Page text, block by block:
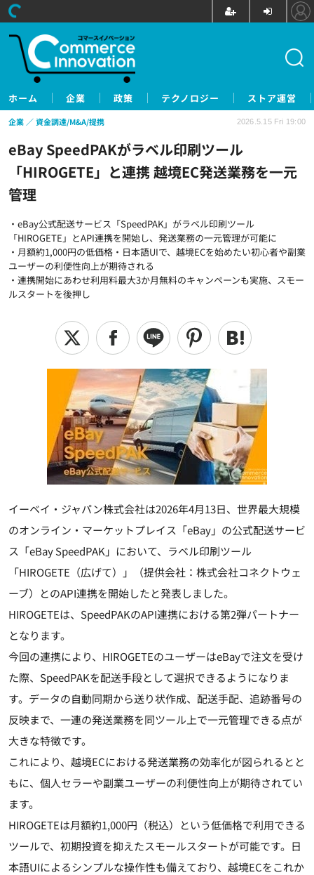
ホーム 企業 政策 テクノロジー ストア運営
eBay SpeedPAKがラベル印刷ツール
「HIROGETE」と連携 越境EC発送業務を一元
管理
・eBay公式配送サービス「SpeedPAK」がラベル印刷ツール
「HIROGETE」とAPI連携を開始し、発送業務の一元管理が可能に
・月額約1,000円の低価格・日本語UIで、越境ECを始めたい初心者や副業
ユーザーの利便性向上が期待される
・連携開始にあわせ利用料最大3か月無料のキャンペーンも実施、スモー
ルスタートを後押し
企業 資金調達/M&A/提携 2026.5.15 Fri 19:00
イーベイ・ジャパン株式会社は2026年4月13日、世界最大規模
のオンライン・マーケットプレイス「eBay」の公式配送サービ
ス「eBay SpeedPAK」において、ラベル印刷ツール
「HIROGETE（広げて）」（提供会社：株式会社コネクトウェ
ーブ）とのAPI連携を開始したと発表しました。
HIROGETEは、SpeedPAKのAPI連携における第2弾パートナー
となります。
今回の連携により、HIROGETEのユーザーはeBayで注文を受け
た際、SpeedPAKを配送手段として選択できるようになりま
す。データの自動同期から送り状作成、配送手配、追跡番号の
反映まで、一連の発送業務を同ツール上で一元管理できる点が
大きな特徴です。
これにより、越境ECにおける発送業務の効率化が図られるとと
もに、個人セラーや副業ユーザーの利便性向上が期待されてい
ます。
HIROGETEは月額約1,000円（税込）という低価格で利用できる
ツールで、初期投資を抑えたスモールスタートが可能です。日
本語UIによるシンプルな操作性も備えており、越境ECをこれか